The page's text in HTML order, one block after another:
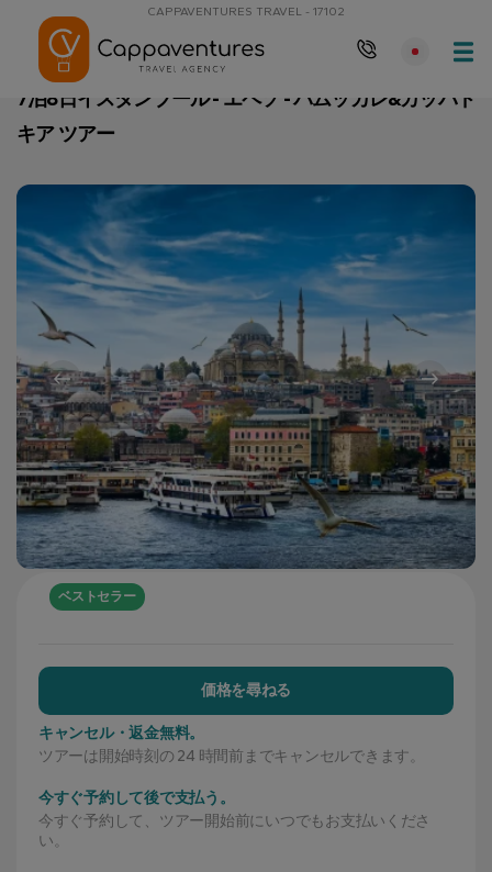
CAPPAVENTURES TRAVEL - 17102
メインページ
7泊8日イスタンブール - エペソ - パムッカレ&カッパド
キア ツアー
ベストセラー
価格を尋ねる
キャンセル・返金無料。
ツアーは開始時刻の 24 時間前までキャンセルできます。
今すぐ予約して後で支払う。
今すぐ予約して、ツアー開始前にいつでもお支払いくださ
い。